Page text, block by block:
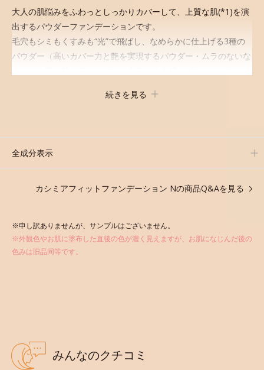
必ずケースをご購入ください。
旧品「カシミアフィットファンデーション 別売りケー
ス」とは互換性がありません。
大人の肌悩みをふわっとしっかりカバーして、上質な肌(*1)を演
出するパウダーファンデーションです。
毛穴もシミもくすみも“光”で飛ばし、なめらかに仕上げる3種の
パウダー（高いカバー力と艶を実現するパウダー・ムラのないな
さらに体温でとろける保湿成分で粉体をコーティング、スフレ状
ファンデーションです。
*1 メイク効果による *2 保湿成分
●無香料 ●酸化しやすい油分不使用
●血色感補正パウダー*3 ＝仕上がり向上粉体
●ローヤルゼリーエキス、加水分解コラーゲン、ヒアルロン酸Na 、
セラミド NP ＝保湿成分
続きを見る
全成分表示
カシミアフィットファンデーション Nの商品Q&Aを見る
※申し訳ありませんが、サンプルはございません。
※外観色やお肌に塗布した直後の色が濃く見えますが、お肌になじんだ後の
色みは旧品同等です。
みんなのクチコミ